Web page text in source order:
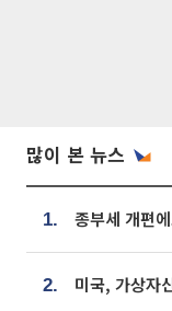
많이 본 뉴스
1.
2.